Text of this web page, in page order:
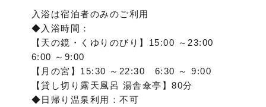
入浴は宿泊者のみのご利用
◆入浴時間：
【天の鏡・くゆりのびり】15:00 ～23:00
6:00 ～9:00
【月の宮】15:30 ～22:30 6:30 ～ 9:00
【貸し切り露天風呂 湯舎傘亭】80分
◆日帰り温泉利用：不可